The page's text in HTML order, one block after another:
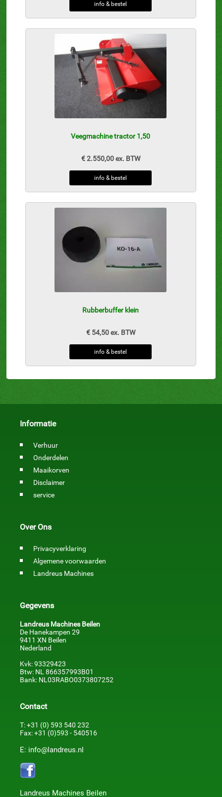
info & bestel
Veegmachine tractor 1,50
€ 2.550,00 ex. BTW
info & bestel
Rubberbuffer klein
€ 54,50 ex. BTW
info & bestel
Informatie
Verhuur
Onderdelen
Maaikorven
Disclaimer
service
Over Ons
Privacyverklaring
Algemene voorwaarden
Landreus Machines
Gegevens
Landreus Machines Beilen
De Hanekampen 29
9411 XN Beilen
Nederland
Kvk: 93329423
Btw: NL 866357993B01
Bank: NL03RABO0373807252
Contact
T: +31 (0) 593 540 232
Fax: +31 (0)593 - 540516
E: info@landreus.nl
Landreus Machines Beilen